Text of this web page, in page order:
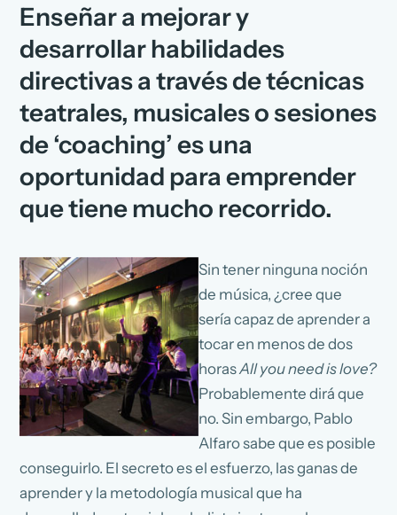
Enseñar a mejorar y
desarrollar habilidades
directivas a través de técnicas
teatrales, musicales o sesiones
de ‘coaching’ es una
oportunidad para emprender
que tiene mucho recorrido.
Sin tener ninguna noción
de música, ¿cree que
sería capaz de aprender a
tocar en menos de dos
horasAll you need is love?
Probablemente dirá que
no. Sin embargo, Pablo
Alfaro sabe que es posible
conseguirlo. El secreto es el esfuerzo, las ganas de
aprender y la metodología musical que ha